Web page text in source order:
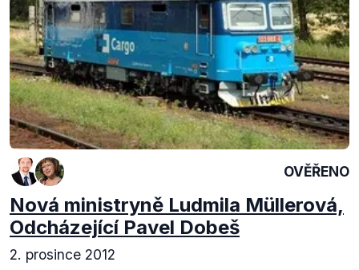
OVĚŘENO
Nová ministryně Ludmila Müllerová,
Odcházející Pavel Dobeš
2. prosince 2012